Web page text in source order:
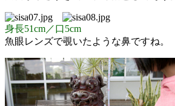
身長51cm／口5cm
魚眼レンズで覗いたような鼻ですね。